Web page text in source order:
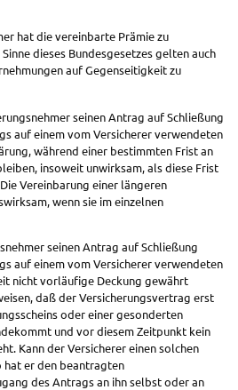
hat die vereinbarte Prämie zu
dieses Bundesgesetzes gelten auch
auf Gegenseitigkeit zu
seinen Antrag auf Schließung
auf einem vom Versicherer verwendeten
während einer bestimmten Frist an
insoweit unwirksam, als diese Frist
Vereinbarung einer längeren
wenn sie im einzelnen
seinen Antrag auf Schließung
auf einem vom Versicherer verwendeten
nicht vorläufige Deckung gewährt
daß der Versicherungsvertrag erst
oder einer gesonderten
und vor diesem Zeitpunkt kein
Kann der Versicherer einen solchen
hat er den beantragten
des Antrags an ihn selbst oder an